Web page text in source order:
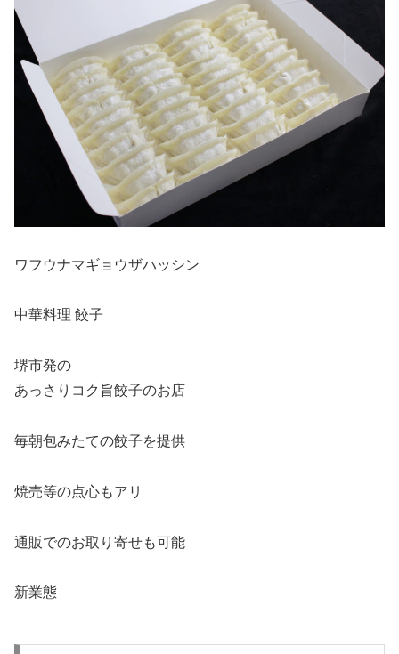
ワフウナマギョウザハッシン
中華料理 餃子
堺市発の
あっさりコク旨餃子のお店
毎朝包みたての餃子を提供
焼売等の点心もアリ
通販でのお取り寄せも可能
新業態